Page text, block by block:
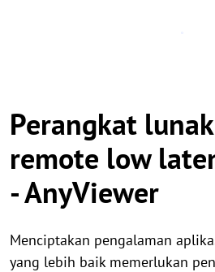
Perangkat
remote low
- AnyViewer
Menciptakan pengalaman
yang lebih baik memerlukan